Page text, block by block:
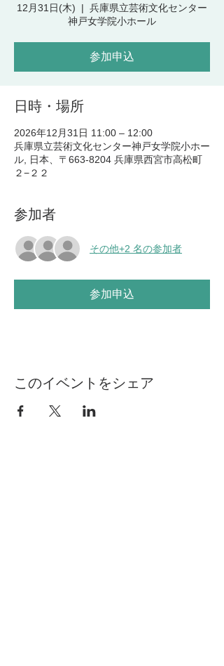
12月31日(木)
  |
兵庫県立芸術文化センター
神戸女学院小ホール
参加申込
日時・場所
2026年12月31日 11:00 – 12:00
兵庫県立芸術文化センター神戸女学院小ホー
ル, 日本、〒663-8204 兵庫県西宮市高松町
２−２２
参加者
その他+2 名の参加者
参加申込
このイベントをシェア